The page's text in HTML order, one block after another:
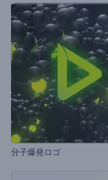
分子爆発ロゴ